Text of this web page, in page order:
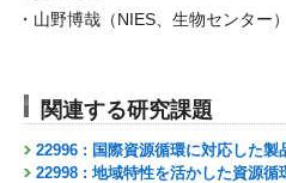
・山野博哉（NIES、生物センター）
関連する研究課題
22996 : 国際資源循環に対応した製
22998 : 地域特性を活かした資源循